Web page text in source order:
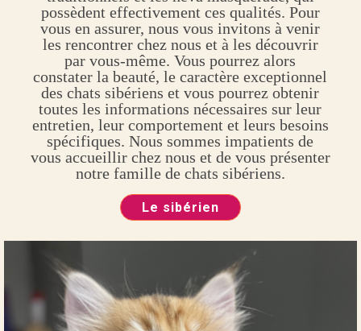
possèdent effectivement ces qualités. Pour
vous en assurer, nous vous invitons à venir
les rencontrer chez nous et à les découvrir
par vous-même. Vous pourrez alors
constater la beauté, le caractère exceptionnel
des chats sibériens et vous pourrez obtenir
toutes les informations nécessaires sur leur
entretien, leur comportement et leurs besoins
spécifiques. Nous sommes impatients de
vous accueillir chez nous et de vous présenter
notre famille de chats sibériens.
Le sibérien